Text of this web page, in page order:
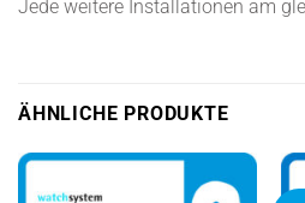
Jede weitere Installationen am
ÄHNLICHE PRODUKTE